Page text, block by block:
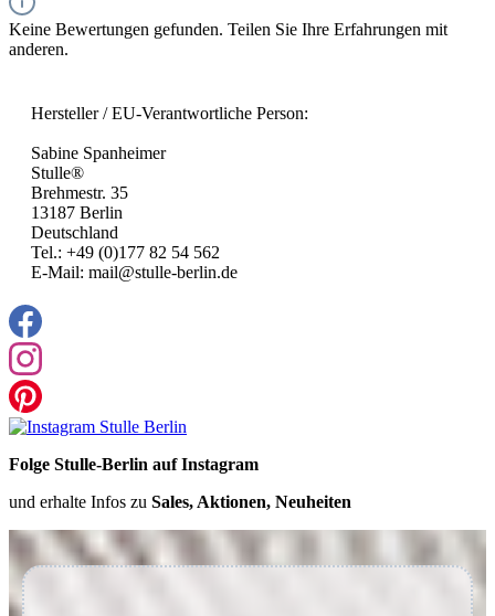
Keine Bewertungen gefunden. Teilen Sie Ihre Erfahrungen mit
anderen.
Hersteller / EU-Verantwortliche Person:
Sabine Spanheimer
Stulle®
Brehmestr. 35
13187 Berlin
Deutschland
Tel.: +49 (0)177 82 54 562
E-Mail: mail@stulle-berlin.de
Folge Stulle-Berlin auf Instagram
und erhalte Infos zu Sales, Aktionen, Neuheiten